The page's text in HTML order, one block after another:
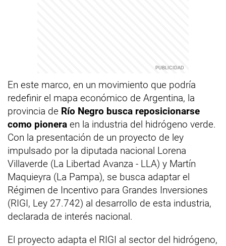
En este marco, en un movimiento que podría
redefinir el mapa económico de Argentina, la
provincia de Río Negro busca reposicionarse
como pionera en la industria del hidrógeno verde.
Con la presentación de un proyecto de ley
impulsado por la diputada nacional Lorena
Villaverde (La Libertad Avanza - LLA) y Martín
Maquieyra (La Pampa), se busca adaptar el
Régimen de Incentivo para Grandes Inversiones
(RIGI, Ley 27.742) al desarrollo de esta industria,
declarada de interés nacional.
El proyecto adapta el RIGI al sector del hidrógeno,